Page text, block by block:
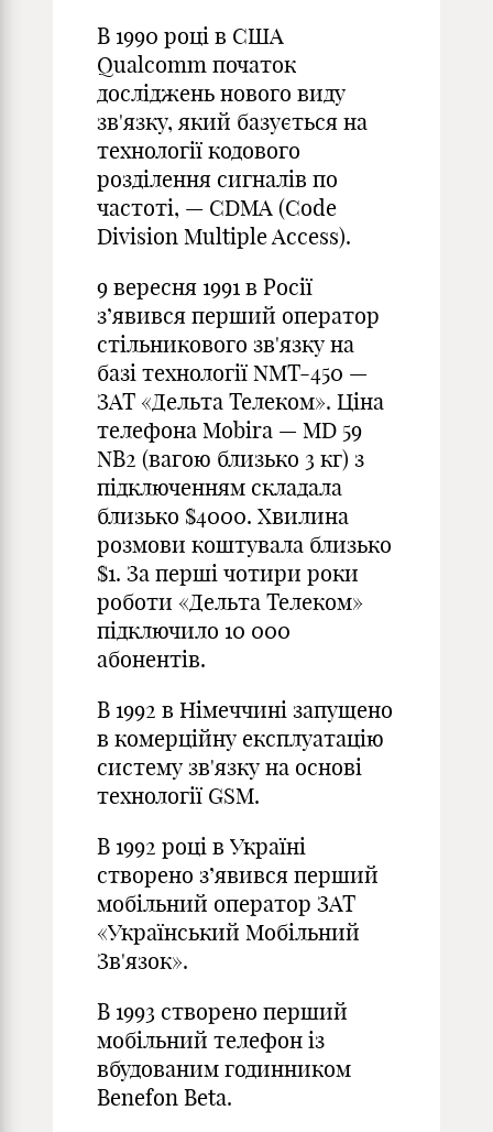
В 1990 році в США
Qualcomm початок
досліджень нового виду
зв'язку, який базується на
технології кодового
розділення сигналів по
частоті, — CDMA (Code
Division Multiple Access).
9 вересня 1991 в Росії
з’явився перший оператор
стільникового зв'язку на
базі технології NMT-450 —
ЗАТ «Дельта Телеком». Ціна
телефона Mobira — MD 59
NB2 (вагою близько 3 кг) з
підключенням складала
близько $4000. Хвилина
розмови коштувала близько
$1. За перші чотири роки
роботи «Дельта Телеком»
підключило 10 000
абонентів.
В 1992 в Німеччині запущено
в комерційну експлуатацію
систему зв'язку на основі
технології GSM.
В 1992 році в Україні
створено з’явився перший
мобільний оператор ЗАТ
«Український Мобільний
Зв'язок».
В 1993 створено перший
мобільний телефон із
вбудованим годинником
Benefon Beta.